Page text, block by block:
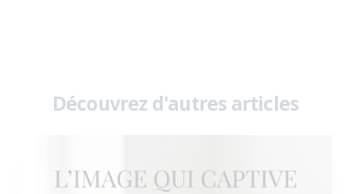
Découvrez d'autres articles